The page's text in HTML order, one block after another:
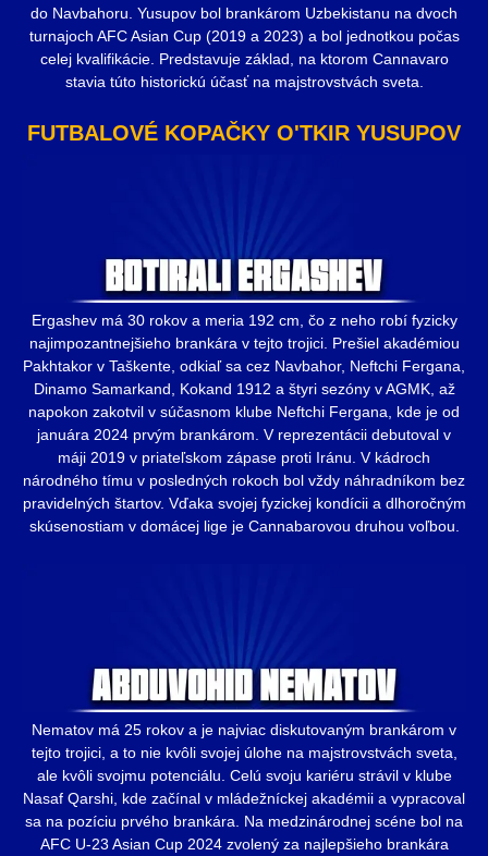
do Navbahoru. Yusupov bol brankárom Uzbekistanu na dvoch
turnajoch AFC Asian Cup (2019 a 2023) a bol jednotkou počas
celej kvalifikácie. Predstavuje základ, na ktorom Cannavaro
stavia túto historickú účasť na majstrovstvách sveta.
FUTBALOVÉ KOPAČKY O'TKIR YUSUPOV
Ergashev má 30 rokov a meria 192 cm, čo z neho robí fyzicky
najimpozantnejšieho brankára v tejto trojici. Prešiel akadémiou
Pakhtakor v Taškente, odkiaľ sa cez Navbahor, Neftchi Fergana,
Dinamo Samarkand, Kokand 1912 a štyri sezóny v AGMK, až
napokon zakotvil v súčasnom klube Neftchi Fergana, kde je od
januára 2024 prvým brankárom. V reprezentácii debutoval v
máji 2019 v priateľskom zápase proti Iránu. V kádroch
národného tímu v posledných rokoch bol vždy náhradníkom bez
pravidelných štartov. Vďaka svojej fyzickej kondícii a dlhoročným
skúsenostiam v domácej lige je Cannabarovou druhou voľbou.
Nematov má 25 rokov a je najviac diskutovaným brankárom v
tejto trojici, a to nie kvôli svojej úlohe na majstrovstvách sveta,
ale kvôli svojmu potenciálu. Celú svoju kariéru strávil v klube
Nasaf Qarshi, kde začínal v mládežníckej akadémii a vypracoval
sa na pozíciu prvého brankára. Na medzinárodnej scéne bol na
AFC U-23 Asian Cup 2024 zvolený za najlepšieho brankára